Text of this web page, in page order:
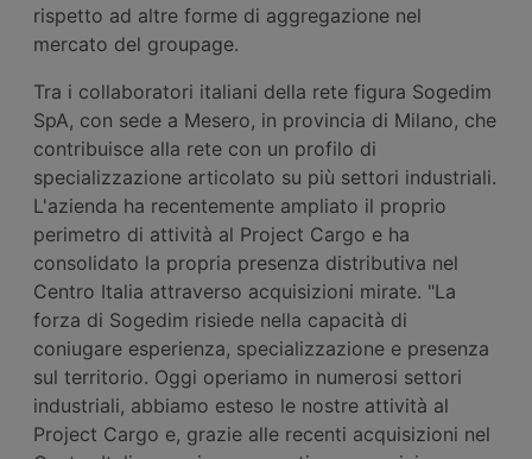
rispetto ad altre forme di aggregazione nel
mercato del groupage.
Tra i collaboratori italiani della rete figura Sogedim
SpA, con sede a Mesero, in provincia di Milano, che
contribuisce alla rete con un profilo di
specializzazione articolato su più settori industriali.
L'azienda ha recentemente ampliato il proprio
perimetro di attività al Project Cargo e ha
consolidato la propria presenza distributiva nel
Centro Italia attraverso acquisizioni mirate. "La
forza di Sogedim risiede nella capacità di
coniugare esperienza, specializzazione e presenza
sul territorio. Oggi operiamo in numerosi settori
industriali, abbiamo esteso le nostre attività al
Project Cargo e, grazie alle recenti acquisizioni nel